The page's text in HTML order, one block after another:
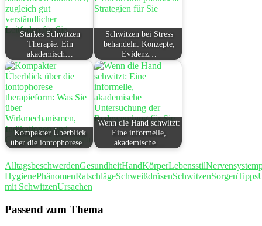
Starkes Schwitzen
Therapie: Ein
akademisch…
Schwitzen bei Stress
behandeln: Konzepte,
Evidenz…
Kompakter Überblick
über die iontophorese…
Wenn die Hand schwitzt:
Eine informelle,
akademische…
AlltagsbeschwerdenGesundheitHandKörperLebensstilNervensystem
HygienePhänomenRatschlägeSchweißdrüsenSchwitzenSorgenTipps
mit SchwitzenUrsachen
Passend zum Thema